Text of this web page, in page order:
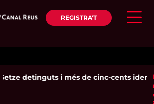
REGISTRA'T
Setze detinguts i més de cinc-cents